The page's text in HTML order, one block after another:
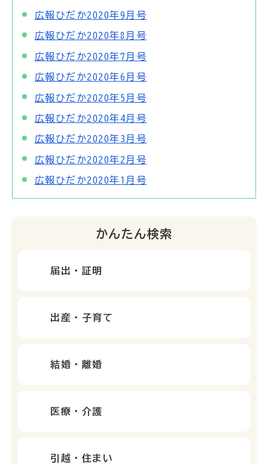
広報ひだか2020年9月号
広報ひだか2020年8月号
広報ひだか2020年7月号
広報ひだか2020年6月号
広報ひだか2020年5月号
広報ひだか2020年4月号
広報ひだか2020年3月号
広報ひだか2020年2月号
広報ひだか2020年1月号
かんたん検索
届出・証明
出産・子育て
結婚・離婚
医療・介護
引越・住まい